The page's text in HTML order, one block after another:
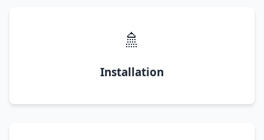
🚿
Installation